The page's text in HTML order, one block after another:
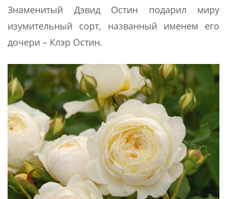
Знаменитый Дэвид Остин подарил миру
изумительный сорт, названный именем его
дочери – Клэр Остин.